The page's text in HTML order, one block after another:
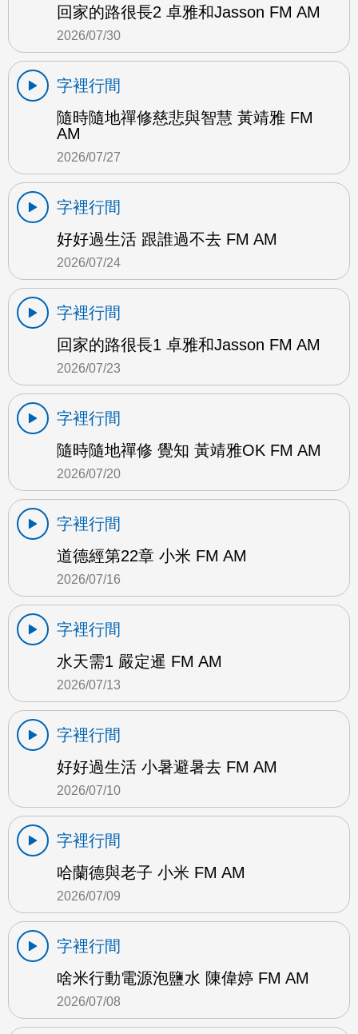
回家的路很長2 卓雅和Jasson FM AM
2026/07/30
字裡行間
隨時隨地禪修慈悲與智慧 黃靖雅 FM
AM
2026/07/27
字裡行間
好好過生活 跟誰過不去 FM AM
2026/07/24
字裡行間
回家的路很長1 卓雅和Jasson FM AM
2026/07/23
字裡行間
隨時隨地禪修 覺知 黃靖雅OK FM AM
2026/07/20
字裡行間
道德經第22章 小米 FM AM
2026/07/16
字裡行間
水天需1 嚴定暹 FM AM
2026/07/13
字裡行間
好好過生活 小暑避暑去 FM AM
2026/07/10
字裡行間
哈蘭德與老子 小米 FM AM
2026/07/09
字裡行間
啥米行動電源泡鹽水 陳偉婷 FM AM
2026/07/08